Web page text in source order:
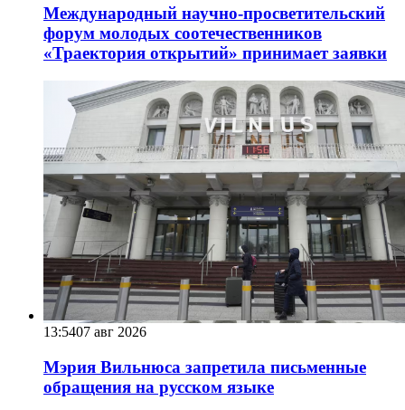
Международный научно-просветительский
форум молодых соотечественников
«Траектория открытий» принимает заявки
13:5407 авг 2026
Мэрия Вильнюса запретила письменные
обращения на русском языке